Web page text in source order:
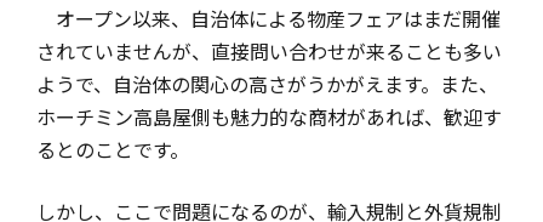
オープン以来、自治体による物産フェアはまだ開催
されていませんが、直接問い合わせが来ることも多い
ようで、自治体の関心の高さがうかがえます。また、
ホーチミン高島屋側も魅力的な商材があれば、歓迎す
るとのことです。
しかし、ここで問題になるのが、輸入規制と外貨規制